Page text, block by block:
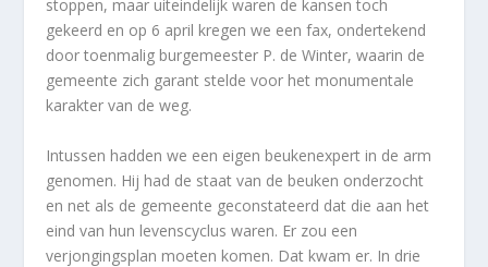
stoppen, maar uiteindelijk waren de kansen toch
gekeerd en op 6 april kregen we een fax, ondertekend
door toenmalig burgemeester P. de Winter, waarin de
gemeente zich garant stelde voor het monumentale
karakter van de weg.
Intussen hadden we een eigen beukenexpert in de arm
genomen. Hij had de staat van de beuken onderzocht
en net als de gemeente geconstateerd dat die aan het
eind van hun levenscyclus waren. Er zou een
verjongingsplan moeten komen. Dat kwam er. In drie